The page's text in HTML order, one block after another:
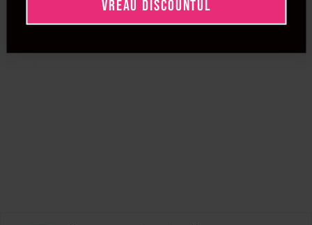
VREAU DISCOUNTUL